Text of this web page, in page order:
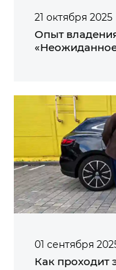
21 октября 2025
Опыт
01 сентября
Как проходит